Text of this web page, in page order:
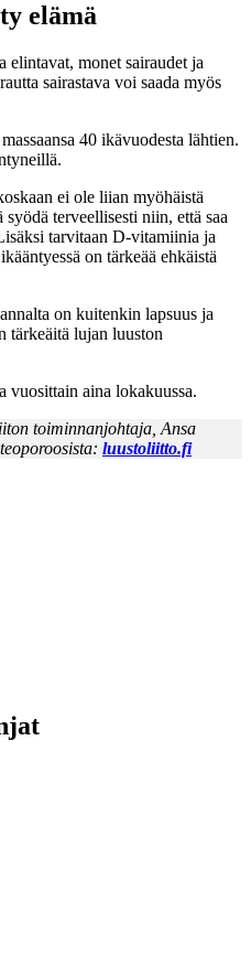
elämä
elintavat, monet sairaudet ja
sairastava voi saada myös
40 ikävuodesta lähtien.
ei ole liian myöhäistä
terveellisesti niin, että saa
tarvitaan D-vitamiinia ja
on tärkeää ehkäistä
on kuitenkin lapsuus ja
tärkeäitä lujan luuston
vuosittain aina lokakuussa.
toiminnanjohtaja, Ansa
luustoliitto.fi